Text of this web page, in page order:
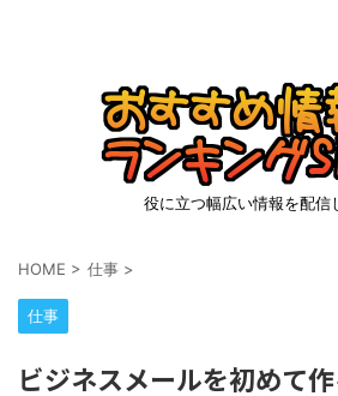
役に立つ幅広い情報を配信
HOME > 仕事 >
仕事
ビジネスメールを初めて